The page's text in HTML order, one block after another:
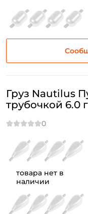
товара нет в
наличии
Груз Nautilus
трубочкой 6.0